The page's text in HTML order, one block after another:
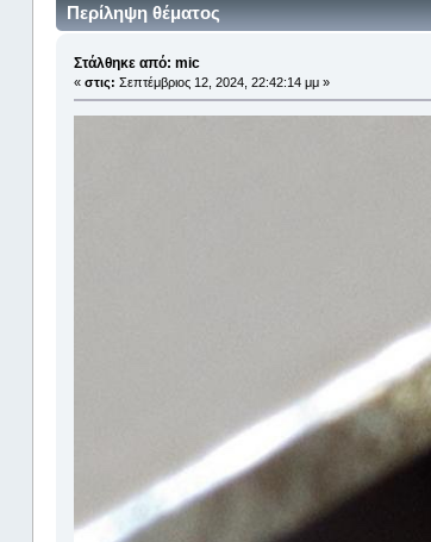
Περίληψη θέματος
Στάλθηκε από: mic
« στις: Σεπτέμβριος 12, 2024, 22:42:14 μμ »